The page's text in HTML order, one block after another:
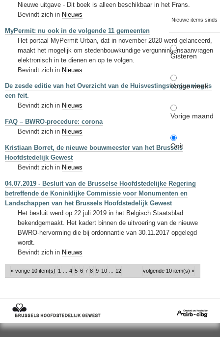
Nieuwe items sinds
Gisteren
Vorige week
Vorige maand
Ooit
Nieuwe uitgave - Dit boek is alleen beschikbaar in het Frans.
Bevindt zich in Nieuws
MyPermit: nu ook in de volgende 11 gemeenten
Het portaal MyPermit Urban, dat in november 2020 werd gelanceerd,
maakt het mogelijk om stedenbouwkundige vergunningensaanvragen
elektronisch in te dienen en op te volgen.
Bevindt zich in Nieuws
De zesde editie van het Overzicht van de Huisvestingsvergunning is
een feit.
Bevindt zich in Nieuws
FAQ – BWRO-procedure: corona
Bevindt zich in Nieuws
Kristiaan Borret, de nieuwe bouwmeester van het Brussels
Hoofdstedelijk Gewest
Bevindt zich in Nieuws
04.07.2019 - Besluit van de Brusselse Hoofdstedelijke Regering
betreffende de Koninklijke Commissie voor Monumenten en
Landschappen van het Brussels Hoofdstedelijk Gewest
Het besluit werd op 22 juli 2019 in het Belgisch Staatsblad
bekendgemaakt. Het kadert binnen de uitvoering van de nieuwe
BWRO-hervorming die bij ordonnantie van 30.11.2017 opgelegd
wordt.
Bevindt zich in Nieuws
« vorige 10 item(s) volgende 10 item(s) »
1 4 5 6 7 8 9 10 12